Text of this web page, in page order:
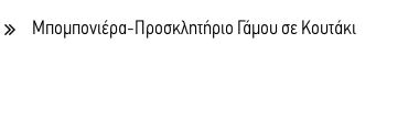
Μπομπονιέρα-Προσκλητήριο Γάμου σε Κουτάκι